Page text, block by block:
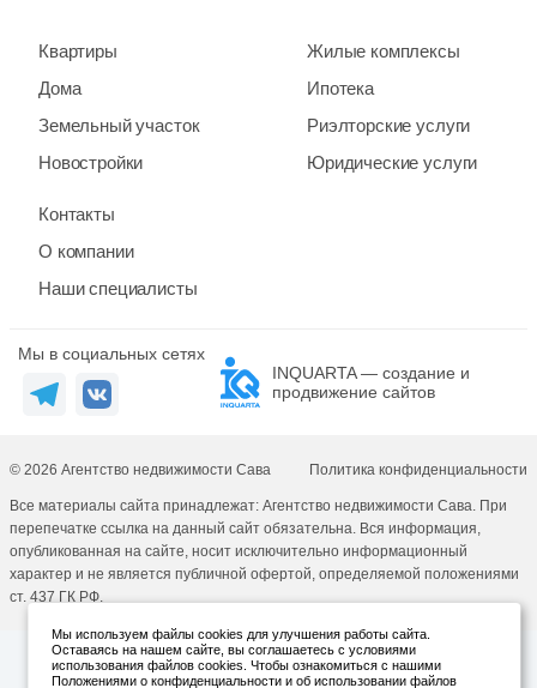
Квартиры
Дома
Земельный участок
Новостройки
Жилые комплексы
Ипотека
Риэлторские услуги
Юридические услуги
Контакты
О компании
Наши специалисты
Мы в социальных сетях
INQUARTA — создание и
продвижение сайтов
© 2026 Агентство недвижимости Сава Политика конфиденциальности
Все материалы сайта принадлежат: Агентство недвижимости Сава. При
перепечатке ссылка на данный сайт обязательна. Вся информация,
опубликованная на сайте, носит исключительно информационный
характер и не является публичной офертой, определяемой положениями
ст. 437 ГК РФ.
Мы используем файлы cookies для улучшения работы сайта.
Оставаясь на нашем сайте, вы соглашаетесь с условиями
использования файлов cookies. Чтобы ознакомиться с нашими
Положениями о конфиденциальности и об использовании файлов